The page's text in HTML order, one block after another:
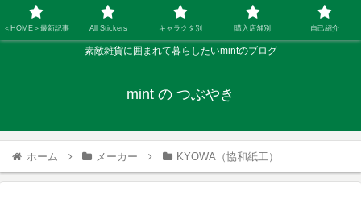
素敵雑貨に囲まれて暮らしたいmintのブログ
mint の つぶやき
ホーム メーカー KYOWA（協和紙工）
＜HOME＞最新記事 All Stickers キャラクタ別 購入店舗別 自己紹介